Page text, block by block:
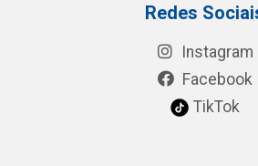
Redes
Instagram
Facebook
TikTok